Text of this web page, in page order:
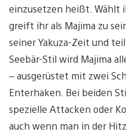
einzusetzen heißt. Wählt
greift ihr als Majima zu
seiner Yakuza-Zeit und
Seebär-Stil wird Majima
– ausgerüstet mit zwei
Enterhaken. Bei beiden
spezielle Attacken oder
auch wenn man in der